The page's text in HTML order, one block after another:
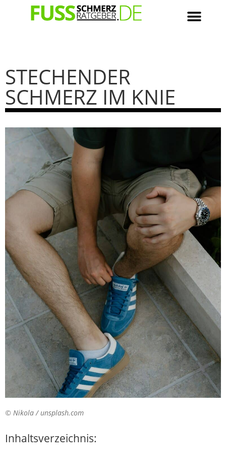
STECHENDER
SCHMERZ IM KNIE
© Nikola / unsplash.com
Inhaltsverzeichnis: